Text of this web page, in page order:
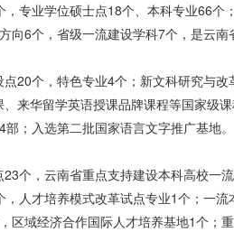
专业学位硕士点18个、本科专业66
向6个，省级一流建设学科7个，是云
20个，特色专业4个；新文科研究与
来华留学英语授课品牌课程等国家级
；入选第二批国家语言文字推广基地。
个，云南省重点支持建设本科高校一
人才培养模式改革试点专业1个；一
区域经济合作国际人才培养基地1个；